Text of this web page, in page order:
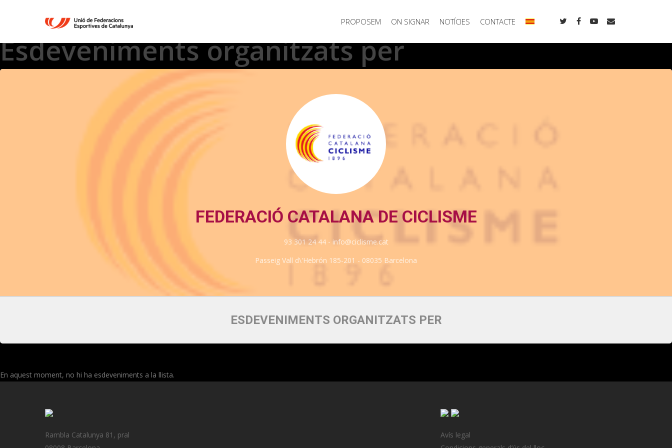
PROPOSEM ON SIGNAR NOTÍCIES CONTACTE
Esdeveniments organitzats per
FEDERACIÓ CATALANA DE CICLISME
93 301 24 44 - info@ciclisme.cat
Passeig Vall d\'Hebrón 185-201 - 08035 Barcelona
ESDEVENIMENTS ORGANITZATS PER
En aquest moment, no hi ha esdeveniments a la llista.
Rambla Catalunya 81, pral
Avís legal